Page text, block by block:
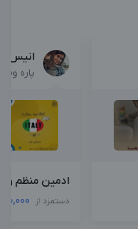
انیس
پاره
ادمین منظم و
دستمزد از